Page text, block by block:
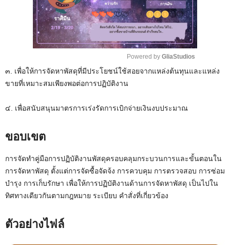
e
Powered by GliaStudios
๓. เพื่อให้การจัดหาพัสดุที่มีประโยชน์ใช้สอยจากแหล่งต้นทุนและแหล่ง
ขายที่เหมาะสมเพียงพอต่อการปฏิบัติงาน
๔. เพื่อสนับสนุนมาตรการเร่งรัดการเบิกจ่ายเงินงบประมาณ
ขอบเขต
การจัดทำคู่มือการปฏิบัติงานพัสดุครอบคลุมกระบวนการและขั้นตอนใน
การจัดหาพัสดุ ตั้งแต่การจัดซื้อจัดจ้ง การควบคุม การตรวจสอบ การซ่อม
บำรุง การเก็บรักษา เพื่อให้การปฏิบัติงานด้านการจัดหาพัสดุ เป็นไปใน
ทิศทางเดียวกันตามกฎหมาย ระเบียบ คำสั่งที่เกี่ยวข้อง
ตัวอย่างไฟล์